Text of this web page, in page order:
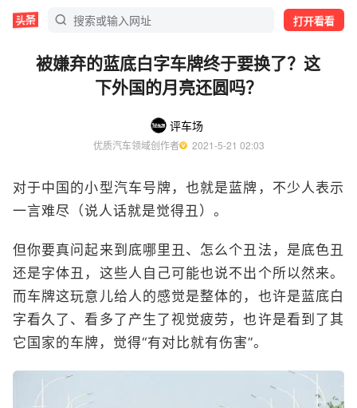
打开看看
被嫌弃的蓝底白字车牌终于要换了？这
下外国的月亮还圆吗？
评车场
优质汽车领域创作者
  2021-5-21 02:03
对于中国的小型汽车号牌，也就是蓝牌，不少人表示
一言难尽（说人话就是觉得丑）。
但你要真问起来到底哪里丑、怎么个丑法，是底色丑
还是字体丑，这些人自己可能也说不出个所以然来。
而车牌这玩意儿给人的感觉是整体的，也许是蓝底白
字看久了、看多了产生了视觉疲劳，也许是看到了其
它国家的车牌，觉得“有对比就有伤害”。